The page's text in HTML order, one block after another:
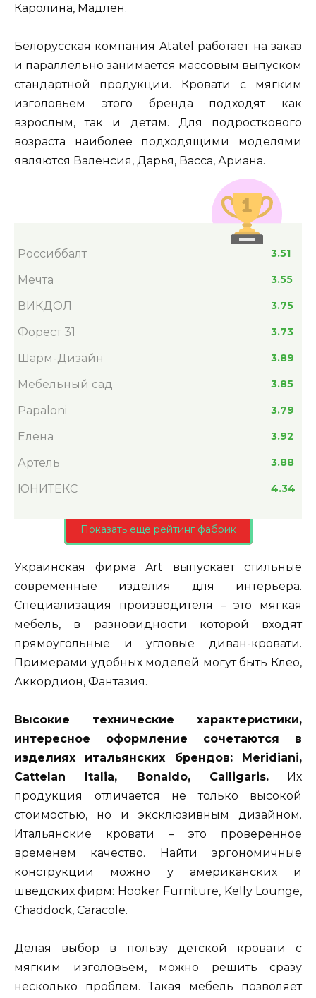
Каролина, Мадлен.
Белорусская компания Atatel работает на заказ
и параллельно занимается массовым выпуском
стандартной продукции. Кровати с мягким
изголовьем этого бренда подходят как
взрослым, так и детям. Для подросткового
возраста наиболее подходящими моделями
являются Валенсия, Дарья, Васса, Ариана.
Россиббалт 3.51
Мечта 3.55
ВИКДОЛ 3.75
Форест 31 3.73
Шарм-Дизайн 3.89
Мебельный сад 3.85
Papaloni 3.79
Елена 3.92
Артель 3.88
ЮНИТЕКС 4.34
Показать еще рейтинг фабрик
Украинская фирма Art выпускает стильные
современные изделия для интерьера.
Специализация производителя – это мягкая
мебель, в разновидности которой входят
прямоугольные и угловые диван-кровати.
Примерами удобных моделей могут быть Клео,
Аккордион, Фантазия.
Высокие технические характеристики,
интересное оформление сочетаются в
изделиях итальянских брендов: Meridiani,
Cattelan Italia, Bonaldo, Calligaris.Их
продукция отличается не только высокой
стоимостью, но и эксклюзивным дизайном.
Итальянские кровати – это проверенное
временем качество. Найти эргономичные
конструкции можно у американских и
шведских фирм: Hooker Furniture, Kelly Lounge,
Chaddock, Caracole.
Делая выбор в пользу детской кровати с
мягким изголовьем, можно решить сразу
несколько проблем. Такая мебель позволяет